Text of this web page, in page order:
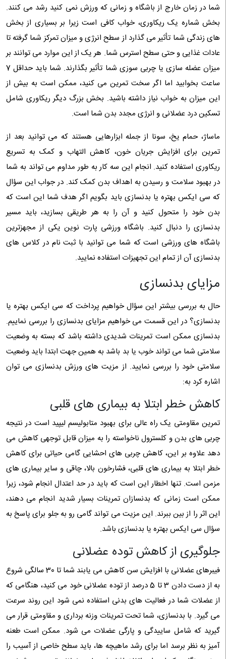
شما در زمان خارج از باشگاه و زمانی که ورزش نمی کنید رشد می کنند.
بخش شماره یک ریکاوری، خواب کافی است زیرا بر بسیاری از بخش
های زندگی شما تأثیر می گذارد از سطح انرژی و میزان تمرکز شما گرفته تا
عادات غذایی و حتی سطح استرس شما. هر یک از این موارد می توانند بر
میزان عضله سازی یا چربی سوزی شما تأثیر بگذارند. شما باید حداقل 7
ساعت بخوابید اما اگر سخت تمرین می کنید، ممکن است به بیش از
این میزان به خواب نیاز داشته باشید. بخش بزرگ دیگر ریکاوری شامل
تسکین درد عضلانی و انرژی مجدد بدن شما است.
ماساژ، حمام یخ، سونا از جمله ابزارهایی هستند که می توانید بعد از
تمرین برای افزایش جریان خون، کاهش التهاب و کمک به تسریع
ریکاوری استفاده کنید. انجام این سه کار به طور مداوم می تواند به شما
در بهبود سلامت و رسیدن به اهداف بدن کمک کند. در جواب این سؤال
که سی ایکس بهتره یا بدنسازی باید بگویم اگر هدف شما این است که
بدن خود را متحول کنید و آن را به هر طریقی بسازید، باید مسیر
بدنسازی را دنبال کنید. باشگاه ورزشی پارت نوین یکی از مجهزترین
باشگاه های ورزشی است که شما می توانید با ثبت نام در کلاس های
بدنسازی آن از تمام این تجهیزات استفاده نمایید.
مزایای بدنسازی
حال به بررسی بیشتر این سؤال خواهیم پرداخت که سی ایکس بهتره یا
بدنسازی؟ در این قسمت می خواهیم مزایای بدنسازی را بررسی نماییم.
بدنسازی ممکن است تمرینات شدیدی داشته باشد که بسته به وضعیت
سلامتی شما می تواند خوب یا بد باشد به همین جهت ابتدا باید وضعیت
سلامتی خود را بررسی نمایید. از مزیت های ورزش بدنسازی می توان
اشاره کرد به:
کاهش خطر ابتلا به بیماری های قلبی
تمرین مقاومتی یک راه عالی برای بهبود متابولیسم لیپید است در نتیجه
چربی های بدن و کلسترول ناخواسته را به میزان قابل توجهی کاهش می
دهد علاوه بر این، کاهش چربی های احشایی گامی حیاتی برای کاهش
خطر ابتلا به بیماری های قلبی، فشارخون بالا، چاقی و سایر بیماری های
مزمن است. تنها اخطار این است که باید در حد اعتدال انجام شود، زیرا
ممکن است زمانی که بدنسازان تمرینات بسیار شدید انجام می دهند،
این اثر را از بین ببرند. این مزیت می تواند گامی رو به جلو برای پاسخ به
سؤال سی ایکس بهتره یا بدنسازی باشد.
جلوگیری از کاهش توده عضلانی
فیبرهای عضلانی با افزایش سن کاهش می یابند شما تا 30 سالگی شروع
به از دست دادن 3 تا 5 درصد از توده عضلانی خود می کنید، هنگامی که
از عضلات شما در فعالیت های بدنی استفاده نمی شود این روند سرعت
می گیرد. با بدنسازی، شما تحت تمرینات وزنه برداری و مقاومتی قرار می
گیرید که شامل ساییدگی و پارگی عضلات می شود. ممکن است طعنه
آمیز به نظر برسد اما برای رشد ماهیچه ها، باید سطح خاصی از آسیب را